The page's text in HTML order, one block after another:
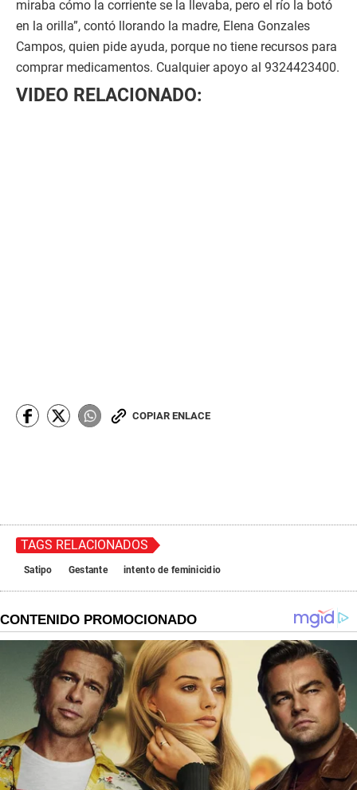
miraba cómo la corriente se la llevaba, pero el río la botó
en la orilla”, contó llorando la madre, Elena Gonzales
Campos, quien pide ayuda, porque no tiene recursos para
comprar medicamentos. Cualquier apoyo al 9324423400.
VIDEO RELACIONADO:
COPIAR ENLACE
TAGS RELACIONADOS
Satipo Gestante intento de feminicidio